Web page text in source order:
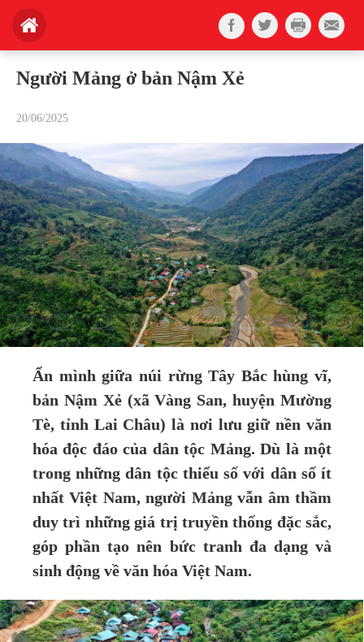
Người Mảng ở bản Nậm Xẻ
20/06/2025
Ẩn mình giữa núi rừng Tây Bắc hùng vĩ,
bản Nậm Xẻ (xã Vàng San, huyện Mường
Tè, tỉnh Lai Châu) là nơi lưu giữ nền văn
hóa độc đáo của dân tộc Mảng. Dù là một
trong những dân tộc thiểu số với dân số ít
nhất Việt Nam, người Mảng vẫn âm thầm
duy trì những giá trị truyền thống đặc sắc,
góp phần tạo nên bức tranh đa dạng và
sinh động về văn hóa Việt Nam.